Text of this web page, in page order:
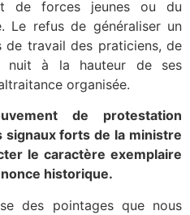
de forces jeunes ou du
Le refus de généraliser un
travail des praticiens, de
nuit à la hauteur de ses
organisée.
de protestation
forts de la ministre
le caractère exemplaire
historique.
des pointages que nous